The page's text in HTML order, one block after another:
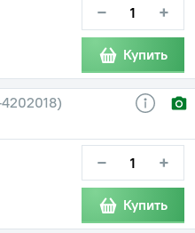
− +
Купить
− +
Купить